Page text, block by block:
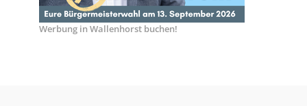
Werbung in Wallenhorst buchen!